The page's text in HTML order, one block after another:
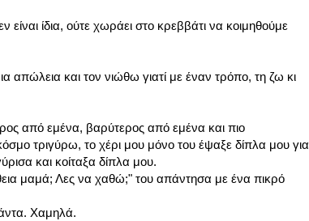
ίδια, ούτε χωράει στο κρεββάτι να κοιμηθούμε
απώλεια και τον νιώθω γιατί με έναν τρόπο, τη ζω κι
από εμένα, βαρύτερος από εμένα και πιο
τριγύρω, το χέρι μου μόνο του έψαξε δίπλα μου για
και κοίταξα δίπλα μου.
μαμά; Λες να χαθώ;" του απάντησα με ένα πικρό
Χαμηλά.